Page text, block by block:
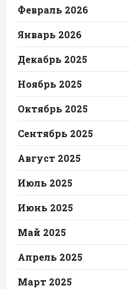
Февраль 2026
Январь 2026
Декабрь 2025
Ноябрь 2025
Октябрь 2025
Сентябрь 2025
Август 2025
Июль 2025
Июнь 2025
Май 2025
Апрель 2025
Март 2025